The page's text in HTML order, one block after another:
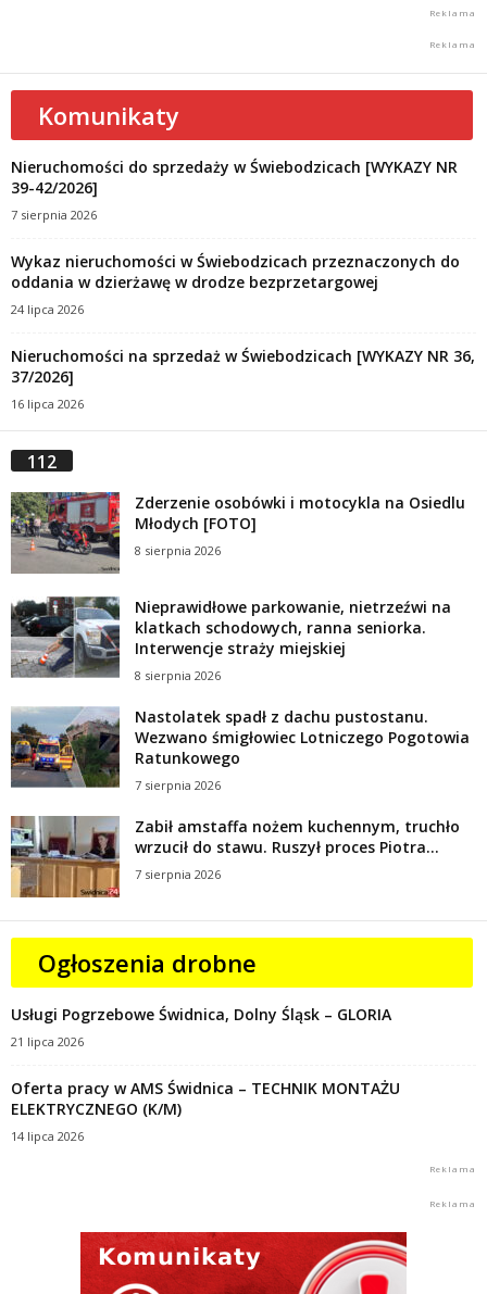
Komunikaty
Nieruchomości do sprzedaży w Świebodzicach [WYKAZY NR
39-42/2026]
7 sierpnia 2026
Wykaz nieruchomości w Świebodzicach przeznaczonych do
oddania w dzierżawę w drodze bezprzetargowej
24 lipca 2026
Nieruchomości na sprzedaż w Świebodzicach [WYKAZY NR 36,
37/2026]
16 lipca 2026
112
Zderzenie osobówki i motocykla na Osiedlu
Młodych [FOTO]
8 sierpnia 2026
Nieprawidłowe parkowanie, nietrzeźwi na
klatkach schodowych, ranna seniorka.
Interwencje straży miejskiej
8 sierpnia 2026
Nastolatek spadł z dachu pustostanu.
Wezwano śmigłowiec Lotniczego Pogotowia
Ratunkowego
7 sierpnia 2026
Zabił amstaffa nożem kuchennym, truchło
wrzucił do stawu. Ruszył proces Piotra...
7 sierpnia 2026
Ogłoszenia drobne
Usługi Pogrzebowe Świdnica, Dolny Śląsk – GLORIA
21 lipca 2026
Oferta pracy w AMS Świdnica – TECHNIK MONTAŻU
ELEKTRYCZNEGO (K/M)
14 lipca 2026